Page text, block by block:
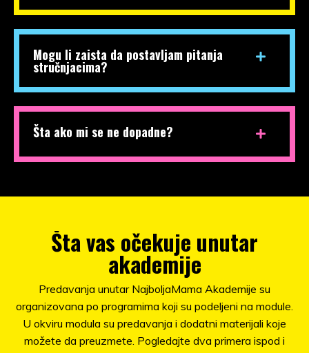
Mogu li zaista da postavljam pitanja
stručnjacima?
Šta ako mi se ne dopadne?
Šta vas očekuje unutar
akademije
Predavanja unutar NajboljaMama Akademije su
organizovana po programima koji su podeljeni na module.
U okviru modula su predavanja i dodatni materijali koje
možete da preuzmete. Pogledajte dva primera ispod i